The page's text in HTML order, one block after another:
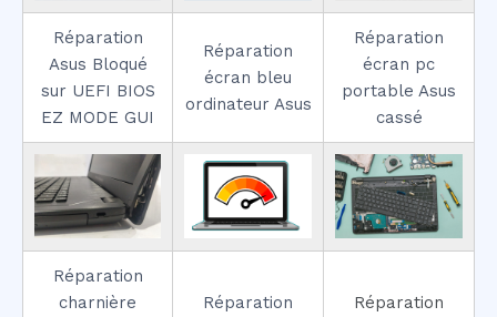
Réparation
Asus Bloqué
sur UEFI BIOS
EZ MODE GUI
Réparation
écran bleu
ordinateur Asus
Réparation
écran pc
portable Asus
cassé
Réparation
charnière
Réparation
Réparation